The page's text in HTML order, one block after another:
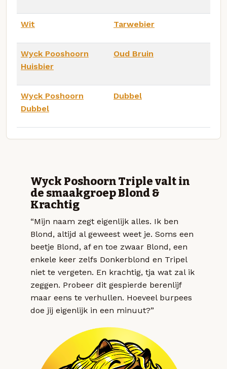
Wit Tarwebier
Wyck Pooshoorn
Huisbier
Oud Bruin
Wyck Poshoorn
Dubbel
Dubbel
Wyck Poshoorn Triple valt in
de smaakgroep Blond &
Krachtig
“Mijn naam zegt eigenlijk alles. Ik ben
Blond, altijd al geweest weet je. Soms een
beetje Blond, af en toe zwaar Blond, een
enkele keer zelfs Donkerblond en Tripel
niet te vergeten. En krachtig, tja wat zal ik
zeggen. Probeer dit gespierde berenlijf
maar eens te verhullen. Hoeveel burpees
doe jij eigenlijk in een minuut?”